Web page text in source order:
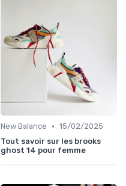
New Balance • 15/02/2025
Tout savoir sur les brooks
ghost 14 pour femme